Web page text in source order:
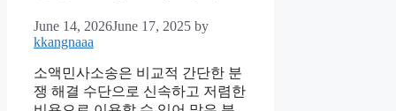
June 14, 2026June 17, 2025 by
kkangnaaa
소액민사소송은 비교적 간단한 분
쟁 해결 수단으로 신속하고 저렴한